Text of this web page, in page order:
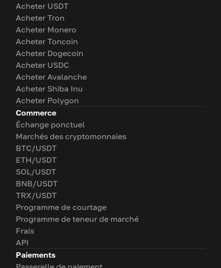
Acheter USDT
Acheter Tron
Acheter Monero
Acheter Toncoin
Acheter Dogecoin
Acheter USDC
Acheter Avalanche
Acheter Shiba Inu
Acheter Polygon
Commerce
Échange ponctuel
Marchés des cryptomonnaies
BTC/USDT
ETH/USDT
SOL/USDT
BNB/USDT
TRX/USDT
Programme de courtage
Programme de teneur de marché
Frais
API
Paiements